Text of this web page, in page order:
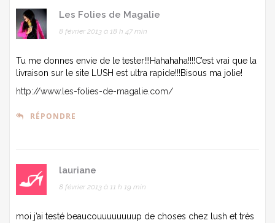
Les Folies de Magalie
8 février 2013 à 18 h 47 min
Tu me donnes envie de le tester!!!Hahahaha!!!!C’est vrai que la
livraison sur le site LUSH est ultra rapide!!!Bisous ma jolie!
http://www.les-folies-de-magalie.com/
RÉPONDRE
lauriane
8 février 2013 à 11 h 19 min
moi j’ai testé beaucouuuuuuuup de choses chez lush et très